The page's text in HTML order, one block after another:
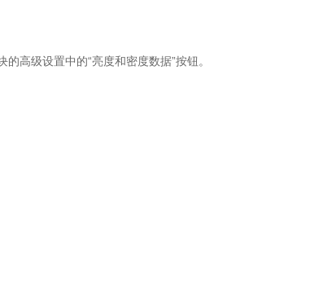
高级设置中的“亮度和密度数据”按钮。